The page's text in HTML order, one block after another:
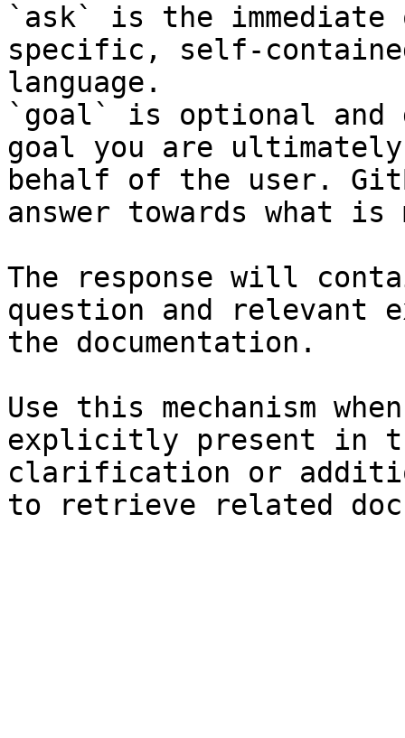
`ask` is the
specific, self-
language.
`goal` is optional and
goal you are
behalf of the user.
answer towards what
The response will
question and relevant
the documentation.
Use this mechanism
explicitly present in
clarification or